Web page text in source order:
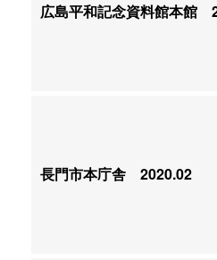
広島平和記念資料館本館
長門市本庁舎 2020.02